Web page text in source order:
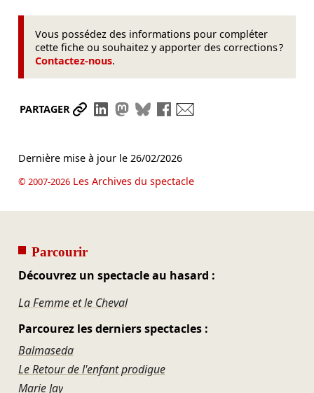
Vous possédez des informations pour compléter
cette fiche ou souhaitez y apporter des corrections ?
Contactez-nous.
PARTAGER Partager le lien
Partager sur LinkedIn
Partager sur Mastodon
Partager sur Bluesky
Partager sur Facebook
Dernière mise à jour le 26/02/2026
© 2007-2026Les Archives du spectacle
Parcourir
Découvrez un spectacle au hasard :
La Femme et le Cheval
Parcourez les derniers spectacles :
Balmaseda
Le Retour de l'enfant prodigue
Marie Jay